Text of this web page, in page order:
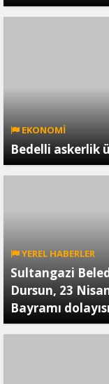
EKONOMİ
Bedelli askerlik
YEREL HABERLER
Sultangazi
Dursun, 23
Bayramı